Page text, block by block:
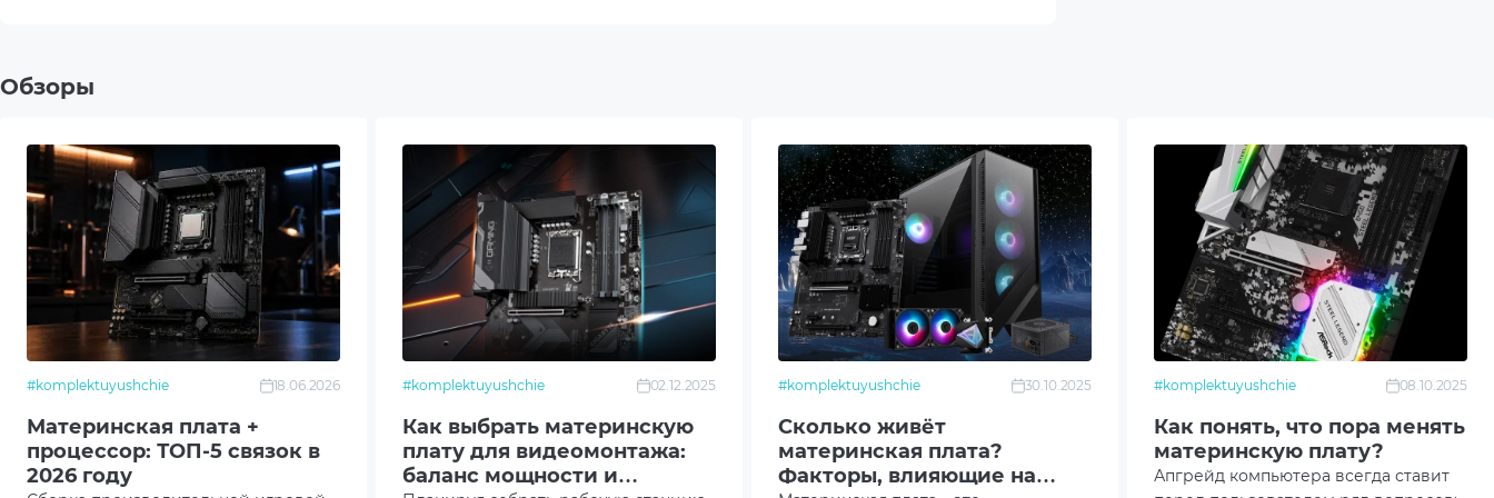
Оперативная память
8xDIMM / Max. 2048GB / up to DDR5 7600+(O.C.) MHz / 8
Channel Memory
Видео интерфейсы 1 x DisplayPort
Подключение накопителей 4 x SATA 6Gb/s ports
2 x SlimSAS
2 x M.2 slots
Сетевые интерфейсы 2 x Intel X710-AT2 10Gb Ethernet port
Обзоры
#komplektuyushchie 18.06.2026
Материнская плата +
процессор: ТОП-5 связок в
2026 году
#komplektuyushchie 02.12.2025
Как выбрать материнскую
плату для видеомонтажа:
баланс мощности и
#komplektuyushchie 30.10.2025
Сколько живёт
материнская плата?
Факторы, влияющие на
#komplektuyushchie 08.10.2025
Как понять, что пора менять
материнскую плату?
Апгрейд компьютера всегда ставит